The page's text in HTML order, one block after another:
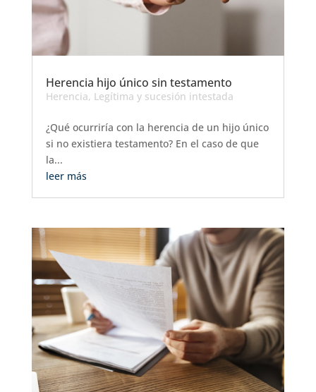
Herencia hijo único sin testamento
Herencia, Legítima y sucesión intestada
¿Qué ocurriría con la herencia de un hijo único
si no existiera testamento? En el caso de que
la...
leer más